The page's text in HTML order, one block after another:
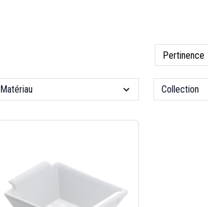
Matériau Collection